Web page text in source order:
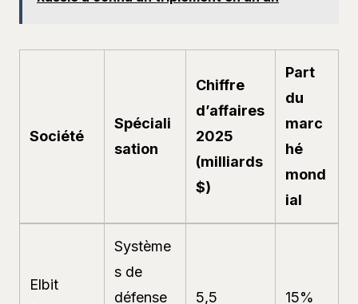
Société
Spéciali
sation
Chiffre
d’affaires
2025
(milliards
$)
Part
du
marc
hé
mond
ial
Elbit
Système
s de
défense
5,5 15%